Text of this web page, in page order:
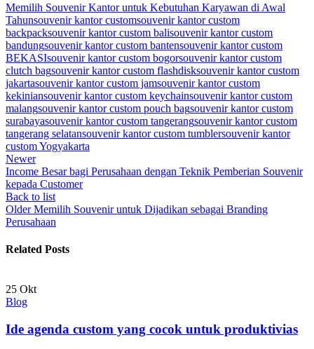
Memilih Souvenir Kantor untuk Kebutuhan Karyawan di Awal
Tahunsouvenir kantor customsouvenir kantor custom
backpacksouvenir kantor custom balisouvenir kantor custom
bandungsouvenir kantor custom bantensouvenir kantor custom
BEKASIsouvenir kantor custom bogorsouvenir kantor custom
clutch bagsouvenir kantor custom flashdisksouvenir kantor custom
jakartasouvenir kantor custom jamsouvenir kantor custom
kekiniansouvenir kantor custom keychainsouvenir kantor custom
malangsouvenir kantor custom pouch bagsouvenir kantor custom
surabayasouvenir kantor custom tangerangsouvenir kantor custom
tangerang selatansouvenir kantor custom tumblersouvenir kantor
custom Yogyakarta
Newer
Income Besar bagi Perusahaan dengan Teknik Pemberian Souvenir
kepada Customer
Back to list
Older Memilih Souvenir untuk Dijadikan sebagai Branding
Perusahaan
Related Posts
25 Okt
Blog
Ide agenda custom yang cocok untuk produktivias